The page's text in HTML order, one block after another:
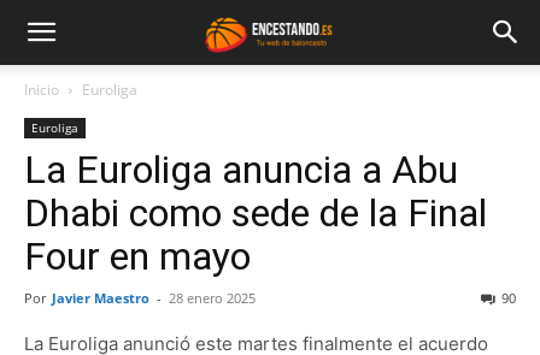
Inicio Euroliga
Euroliga
La Euroliga anuncia a Abu
Dhabi como sede de la Final
Four en mayo
Por Javier Maestro - 28 enero 2025 90
La Euroliga anunció este martes finalmente el acuerdo